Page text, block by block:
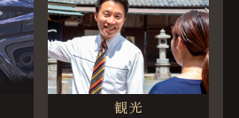
観光